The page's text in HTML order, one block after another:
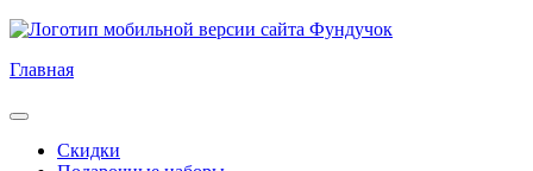
Главная
Скидки